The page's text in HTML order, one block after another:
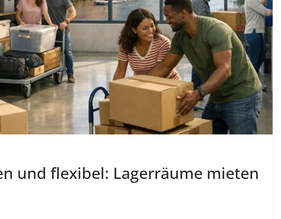
und flexibel: Lagerräume mieten
Tipps
Derablo
luxuriöse Wellness-Oase
05.08.2026 Derablo